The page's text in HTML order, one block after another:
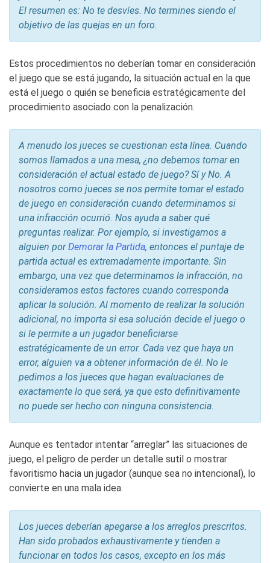
El resumen es: No te desvíes. No termines siendo el
objetivo de las quejas en un foro.
Estos procedimientos no deberían tomar en consideración
el juego que se está jugando, la situación actual en la que
está el juego o quién se beneficia estratégicamente del
procedimiento asociado con la penalización.
A menudo los jueces se cuestionan esta línea. Cuando
somos llamados a una mesa, ¿no debemos tomar en
consideración el actual estado de juego? Sí y No. A
nosotros como jueces se nos permite tomar el estado
de juego en consideración cuando determinamos si
una infracción ocurrió. Nos ayuda a saber qué
preguntas realizar. Por ejemplo, si investigamos a
alguien por Demorar la Partida, entonces el puntaje de
partida actual es extremadamente importante. Sin
embargo, una vez que determinamos la infracción, no
consideramos estos factores cuando corresponda
aplicar la solución. Al momento de realizar la solución
adicional, no importa si esa solución decide el juego o
si le permite a un jugador beneficiarse
estratégicamente de un error. Cada vez que haya un
error, alguien va a obtener información de él. No le
pedimos a los jueces que hagan evaluaciones de
exactamente lo que será, ya que esto definitivamente
no puede ser hecho con ninguna consistencia.
Aunque es tentador intentar “arreglar” las situaciones de
juego, el peligro de perder un detalle sutil o mostrar
favoritismo hacia un jugador (aunque sea no intencional), lo
convierte en una mala idea.
Los jueces deberían apegarse a los arreglos prescritos.
Han sido probados exhaustivamente y tienden a
funcionar en todos los casos, excepto en los más